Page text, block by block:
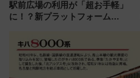
駅前広場の利用が「超お手軽」
に！？新プラットフォーム
マホで簡単申請 物販や演奏会な
どに【JR東日本】